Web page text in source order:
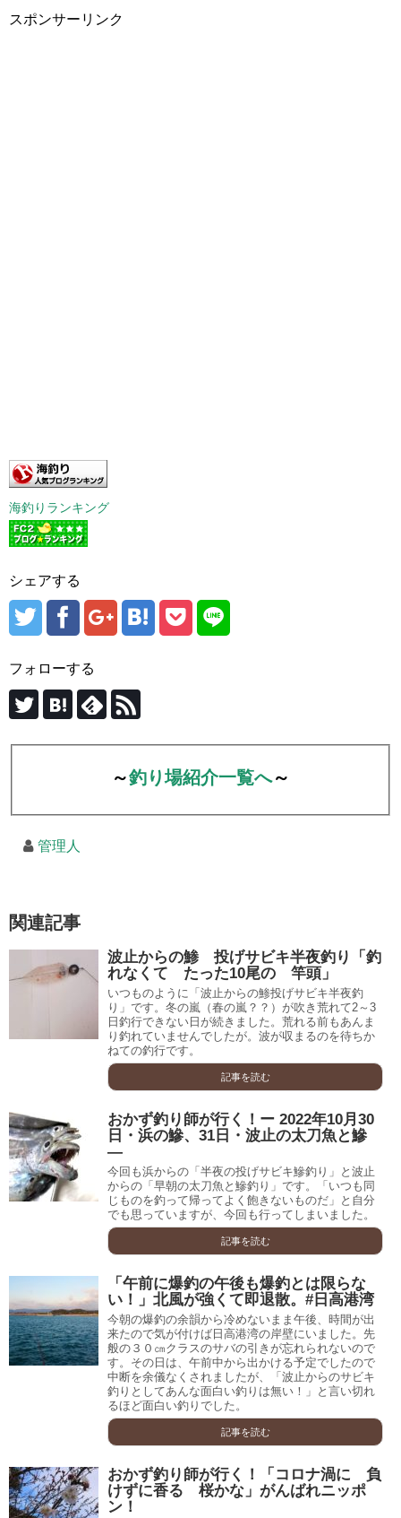
スポンサーリンク
海釣りランキング
シェアする
フォローする
～釣り場紹介一覧へ～
管理人
関連記事
波止からの鯵 投げサビキ半夜釣り「釣
れなくて たった10尾の 竿頭」
いつものように「波止からの鯵投げサビキ半夜釣
り」です。冬の嵐（春の嵐？？）が吹き荒れて2～3
日釣行できない日が続きました。荒れる前もあんま
り釣れていませんでしたが。波が収まるのを待ちか
ねての釣行です。
記事を読む
おかず釣り師が行く！ー 2022年10月30
日・浜の鰺、31日・波止の太刀魚と鰺
―
今回も浜からの「半夜の投げサビキ鰺釣り」と波止
からの「早朝の太刀魚と鰺釣り」です。「いつも同
じものを釣って帰ってよく飽きないものだ」と自分
でも思っていますが、今回も行ってしまいました。
記事を読む
「午前に爆釣の午後も爆釣とは限らな
い！」北風が強くて即退散。#日高港湾
今朝の爆釣の余韻から冷めないまま午後、時間が出
来たので気が付けば日高港湾の岸壁にいました。先
般の３０㎝クラスのサバの引きが忘れられないので
す。その日は、午前中から出かける予定でしたので
中断を余儀なくされましたが、「波止からのサビキ
釣りとしてあんな面白い釣りは無い！」と言い切れ
るほど面白い釣りでした。
記事を読む
おかず釣り師が行く！「コロナ渦に 負
けずに香る 桜かな」がんばれニッポ
ン！